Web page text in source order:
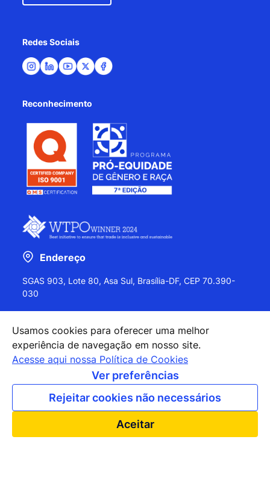
Redes Sociais
Reconhecimento
Endereço
SGAS 903, Lote 80, Asa Sul, Brasília-DF, CEP 70.390-
030
+55 (61) 2027-0202
+55 (61) 2027-0203
apexbrasil@apexbrasil.com.br
Nossos escritórios pelo mundo
Usamos cookies para oferecer uma melhor
experiência de navegação em nosso site.
Acesse aqui nossa Política de Cookies
Ver preferências
Rejeitar cookies não necessários
Aceitar